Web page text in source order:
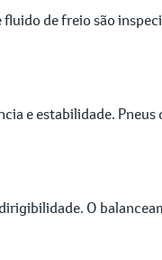
de freio são
e estabilidade.
O